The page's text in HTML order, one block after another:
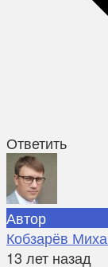
Ответить
Автор
Кобзарёв
13 лет назад